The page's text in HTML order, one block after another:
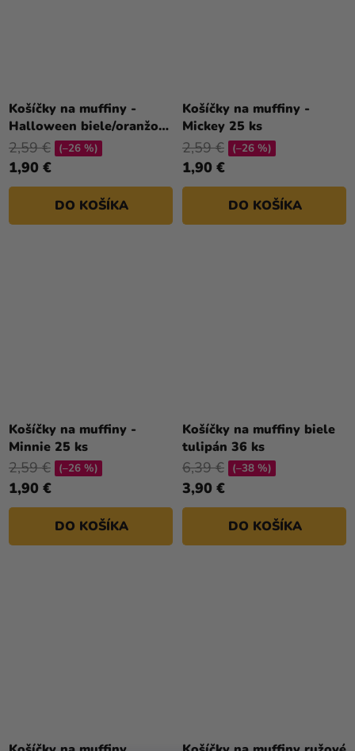
Košíčky na muffiny -
Halloween biele/oranžové
36 ks
1,90 €
2,59 € (–26 %)
DO KOŠÍKA
Košíčky na muffiny -
Mickey 25 ks
1,90 €
2,59 € (–26 %)
DO KOŠÍKA
Košíčky na muffiny -
Minnie 25 ks
1,90 €
2,59 € (–26 %)
DO KOŠÍKA
Košíčky na muffiny biele
tulipán 36 ks
3,90 €
6,39 € (–38 %)
DO KOŠÍKA